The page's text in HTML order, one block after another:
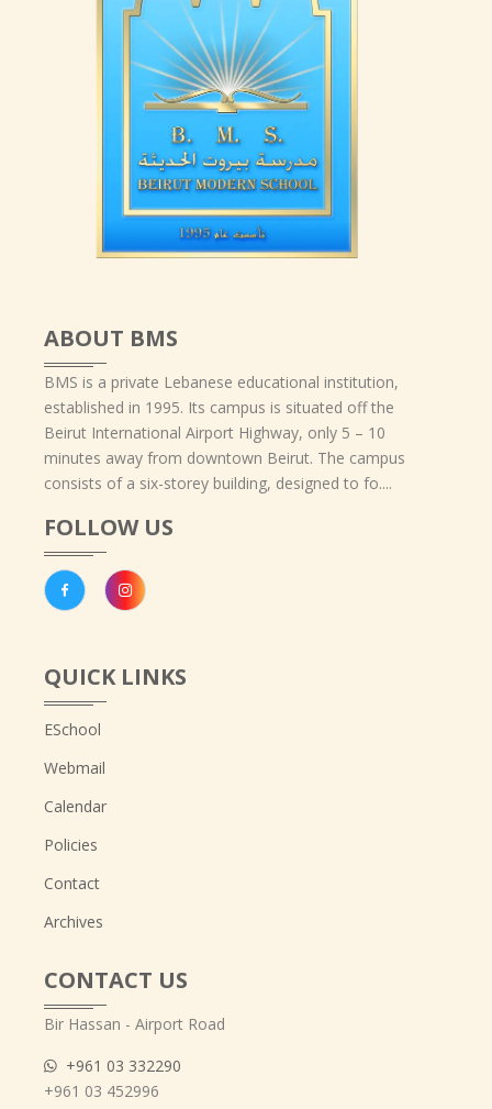
ABOUT BMS
BMS is a private Lebanese educational institution,
established in 1995. Its campus is situated off the
Beirut International Airport Highway, only 5 – 10
minutes away from downtown Beirut. The campus
consists of a six-storey building, designed to fo....
FOLLOW US
QUICK LINKS
ESchool
Webmail
Calendar
Policies
Contact
Archives
CONTACT US
Bir Hassan - Airport Road
+961 03 332290
+961 03 452996